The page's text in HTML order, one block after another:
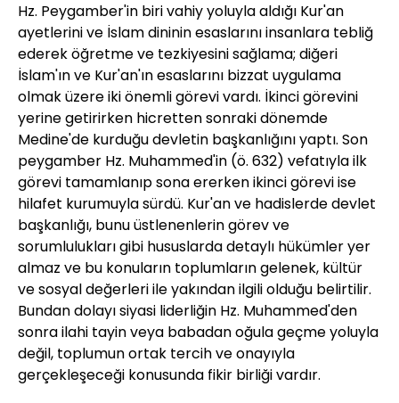
Hz. Peygamber'in biri vahiy yoluyla aldığı Kur'an
ayetlerini ve İslam dininin esaslarını insanlara tebliğ
ederek öğretme ve tezkiyesini sağlama; diğeri
İslam'ın ve Kur'an'ın esaslarını bizzat uygulama
olmak üzere iki önemli görevi vardı. İkinci görevini
yerine getirirken hicretten sonraki dönemde
Medine'de kurduğu devletin başkanlığını yaptı. Son
peygamber Hz. Muhammed'in (ö. 632) vefatıyla ilk
görevi tamamlanıp sona ererken ikinci görevi ise
hilafet kurumuyla sürdü. Kur'an ve hadislerde devlet
başkanlığı, bunu üstlenenlerin görev ve
sorumlulukları gibi hususlarda detaylı hükümler yer
almaz ve bu konuların toplumların gelenek, kültür
ve sosyal değerleri ile yakından ilgili olduğu belirtilir.
Bundan dolayı siyasi liderliğin Hz. Muhammed'den
sonra ilahi tayin veya babadan oğula geçme yoluyla
değil, toplumun ortak tercih ve onayıyla
gerçekleşeceği konusunda fikir birliği vardır.